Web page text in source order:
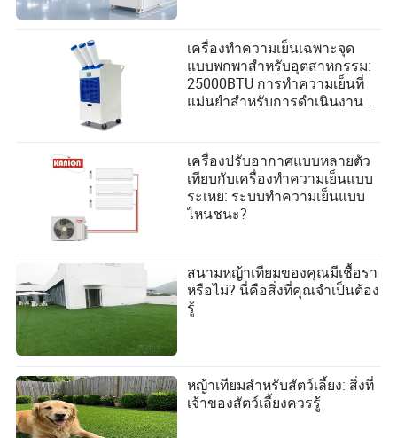
เครื่องทำความเย็นเฉพาะจุด
แบบพกพาสำหรับอุตสาหกรรม:
25000BTU การทำความเย็นที่
แม่นยำสำหรับการดำเนินงานที่
เครื่องปรับอากาศแบบหลายตัว
เทียบกับเครื่องทำความเย็นแบบ
ระเหย: ระบบทำความเย็นแบบ
ไหนชนะ?
สนามหญ้าเทียมของคุณมีเชื้อรา
หรือไม่? นี่คือสิ่งที่คุณจำเป็นต้อง
รู้
หญ้าเทียมสำหรับสัตว์เลี้ยง: สิ่งที่
เจ้าของสัตว์เลี้ยงควรรู้